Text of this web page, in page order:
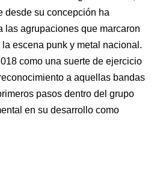
desde su concepción ha
las agrupaciones que marcaron
escena punk y metal nacional.
como una suerte de ejercicio
a aquellas bandas
pasos dentro del grupo
en su desarrollo como